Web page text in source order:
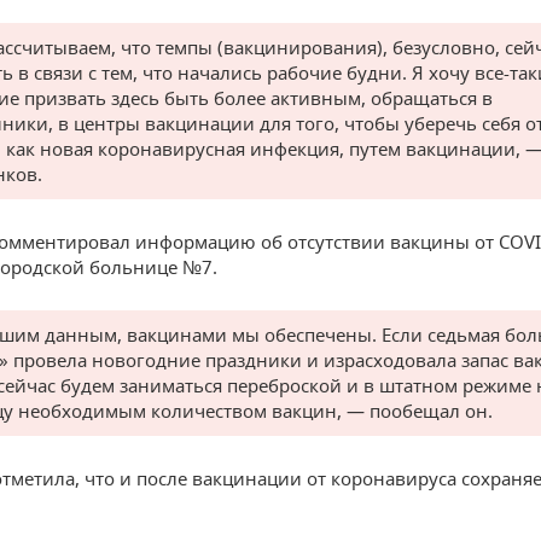
что темпы (вакцинирования), безусловно,
в связи с тем, что начались рабочие будни. Я хочу все-
призвать здесь быть более активным, обращаться в
в центры вакцинации для того, чтобы уберечь себя
как новая коронавирусная инфекция, путем вакцинации,
информацию об отсутствии вакцины от
больнице №7.
данным, вакцинами мы обеспечены. Если седьмая
провела новогодние праздники и израсходовала запас
будем заниматься переброской и в штатном режиме
необходимым количеством вакцин, — пообещал он.
что и после вакцинации от коронавируса